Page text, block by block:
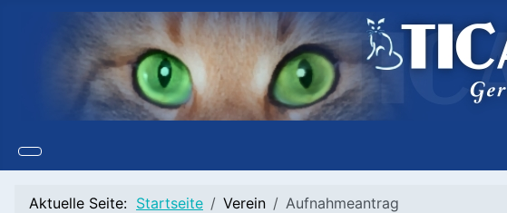
Aktuelle Seite: Startseite Verein Aufnahmeantrag